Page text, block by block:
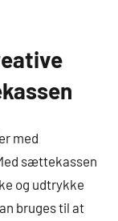
med
sættekassen
og udtrykke
bruges til at